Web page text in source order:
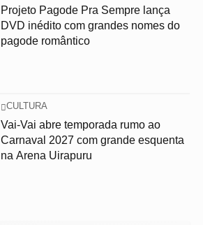
Projeto Pagode Pra Sempre lança
DVD inédito com grandes nomes do
pagode romântico
CULTURA
Vai-Vai abre temporada rumo ao
Carnaval 2027 com grande esquenta
na Arena Uirapuru